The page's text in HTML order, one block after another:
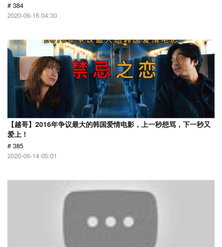
# 384
2020-06-16 04:30
【越哥】2016年争议最大的韩国爱情电影，上一秒想骂，下一秒又
爱上！
# 385
2020-06-14 05:01